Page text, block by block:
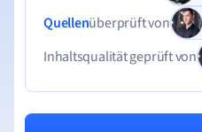
Quellenüberprüft von
Inhaltsqualität geprüft von